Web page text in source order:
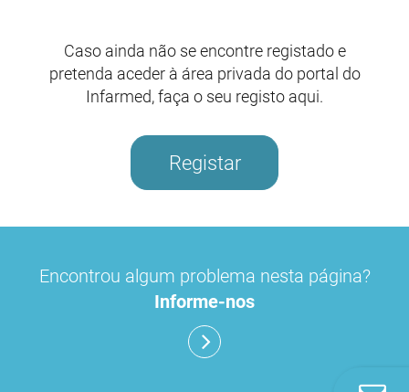
Caso ainda não se encontre registado e
pretenda aceder à área privada do portal do
Infarmed, faça o seu registo aqui.
Registar
Encontrou algum problema nesta página?
Informe-nos